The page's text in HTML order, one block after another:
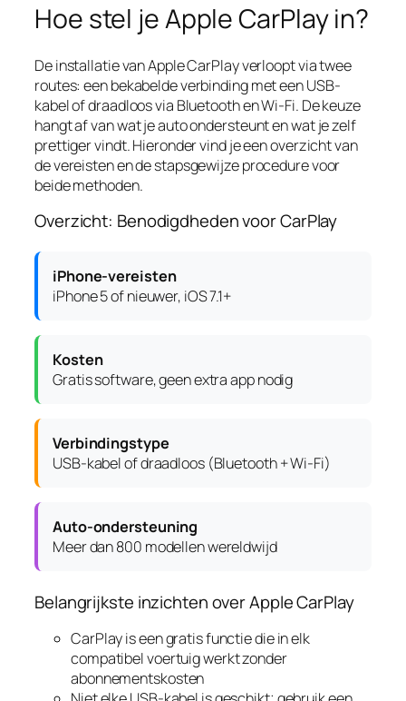
Hoe stel je Apple CarPlay in?
De installatie van Apple CarPlay verloopt via twee
routes: een bekabelde verbinding met een USB-
kabel of draadloos via Bluetooth en Wi-Fi. De keuze
hangt af van wat je auto ondersteunt en wat je zelf
prettiger vindt. Hieronder vind je een overzicht van
de vereisten en de stapsgewijze procedure voor
beide methoden.
Overzicht: Benodigdheden voor CarPlay
iPhone-vereisten
iPhone 5 of nieuwer, iOS 7.1+
Kosten
Gratis software, geen extra app nodig
Verbindingstype
USB-kabel of draadloos (Bluetooth + Wi-Fi)
Auto-ondersteuning
Meer dan 800 modellen wereldwijd
Belangrijkste inzichten over Apple CarPlay
CarPlay is een gratis functie die in elk
compatibel voertuig werkt zonder
abonnementskosten